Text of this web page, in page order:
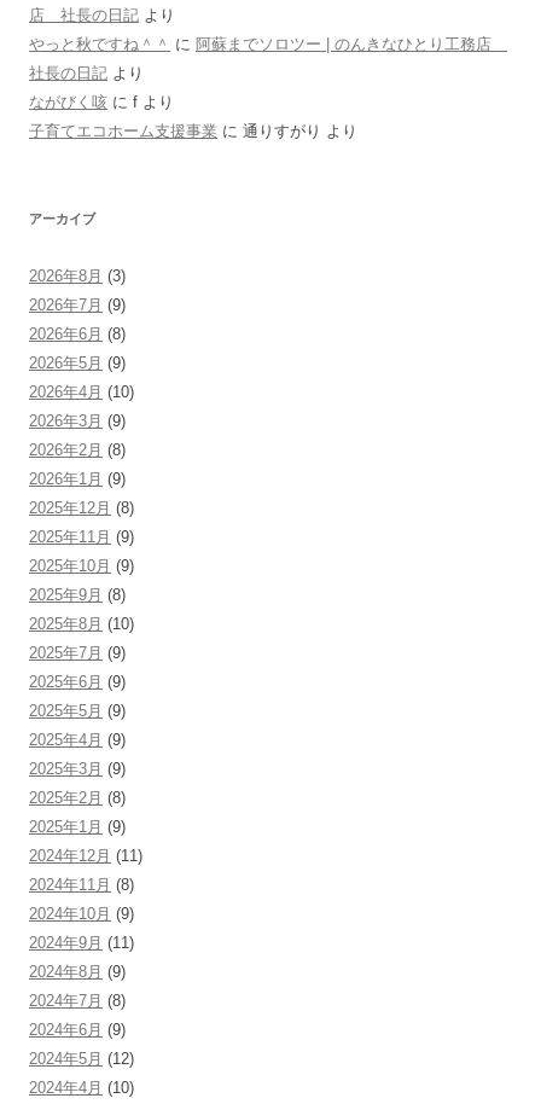
店 社長の日記 より
やっと秋ですね＾＾ に 阿蘇までソロツー | のんきなひとり工務店
社長の日記 より
ながびく咳 に f より
子育てエコホーム支援事業 に 通りすがり より
アーカイブ
2026年8月 (3)
2026年7月 (9)
2026年6月 (8)
2026年5月 (9)
2026年4月 (10)
2026年3月 (9)
2026年2月 (8)
2026年1月 (9)
2025年12月 (8)
2025年11月 (9)
2025年10月 (9)
2025年9月 (8)
2025年8月 (10)
2025年7月 (9)
2025年6月 (9)
2025年5月 (9)
2025年4月 (9)
2025年3月 (9)
2025年2月 (8)
2025年1月 (9)
2024年12月 (11)
2024年11月 (8)
2024年10月 (9)
2024年9月 (11)
2024年8月 (9)
2024年7月 (8)
2024年6月 (9)
2024年5月 (12)
2024年4月 (10)